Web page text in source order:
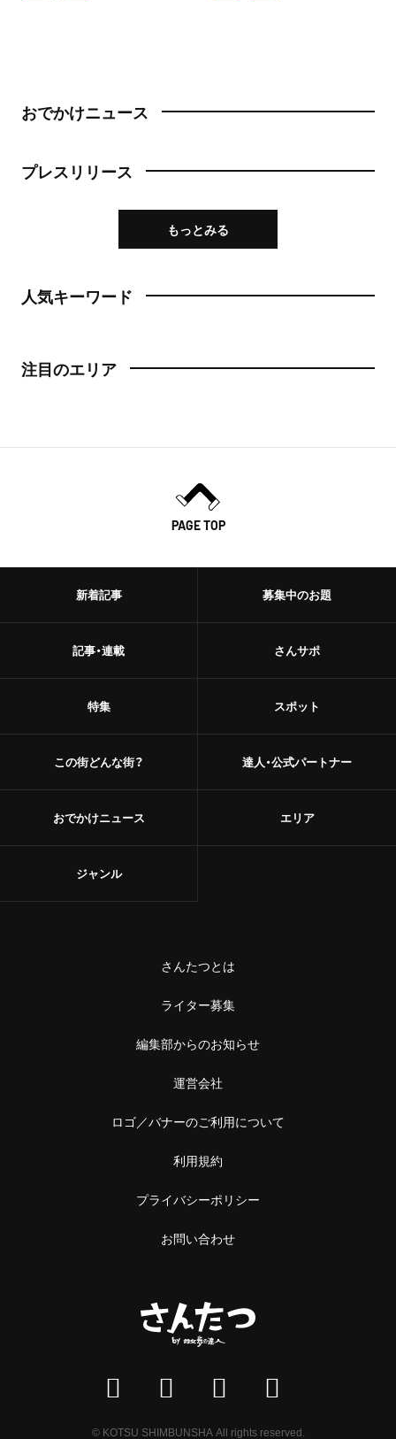
おでかけニュース
プレスリリース
もっとみる
人気キーワード
注目のエリア
PAGE TOP
新着記事
記事・連載
特集
この街どんな街？
おでかけニュース
募集中のお題
さんサポ
スポット
達人・公式パートナー
エリア
ジャンル
さんたつとは
ライター募集
編集部からのお知らせ
運営会社
ロゴ／バナーのご利用について
利用規約
プライバシーポリシー
お問い合わせ
© KOTSU SHIMBUNSHA All rights reserved.